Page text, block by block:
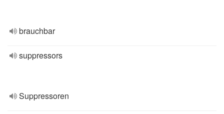
brauchbar
suppressors
Suppressoren